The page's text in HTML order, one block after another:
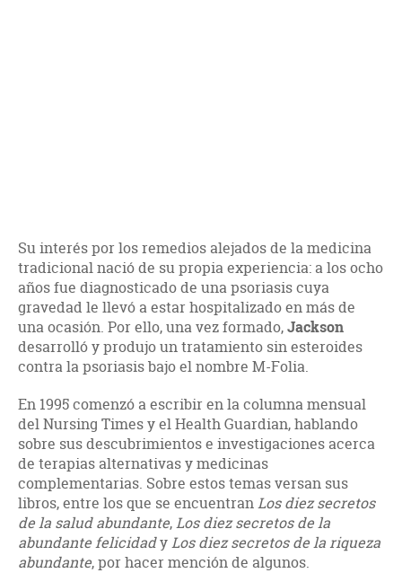
Su interés por los remedios alejados de la medicina
tradicional nació de su propia experiencia: a los ocho
años fue diagnosticado de una psoriasis cuya
gravedad le llevó a estar hospitalizado en más de
una ocasión. Por ello, una vez formado,Jackson
desarrolló y produjo un tratamiento sin esteroides
contra la psoriasis bajo el nombre M-Folia.
En 1995 comenzó a escribir en la columna mensual
del Nursing Times y el Health Guardian, hablando
sobre sus descubrimientos e investigaciones acerca
de terapias alternativas y medicinas
complementarias. Sobre estos temas versan sus
libros, entre los que se encuentranLos diez secretos
de la salud abundante,Los diez secretos de la
abundante felicidadyLos diez secretos de la riqueza
abundante, por hacer mención de algunos.